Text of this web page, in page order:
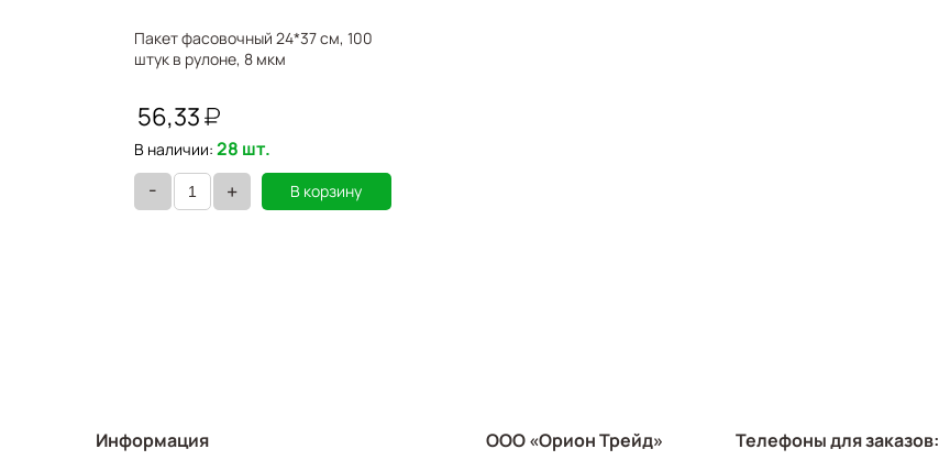
Пакет фасовочный 24*37 см, 100
штук в рулоне, 8 мкм
56,33
В наличии: 28 шт.
- + В корзину
Информация ООО «Орион Трейд» Телефоны для заказов: